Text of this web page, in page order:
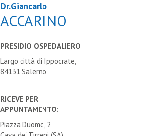
Dr.Giancarlo
ACCARINO
PRESIDIO OSPEDALIERO
Largo città di Ippocrate,
84131 Salerno
RICEVE PER
APPUNTAMENTO:
Piazza Duomo, 2